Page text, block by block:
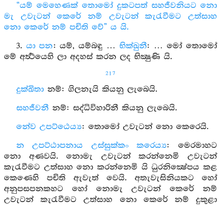
“යම් මෙහෙණක් තොමෝ දුකටපත් සහජීවනියට නො
මැ උවැටන් කෙරේ නම් උවැටන් කැරැවීමට උත්සාහ
නො කෙරේ නම් පචිති වේ” ය යි.
3. යා පන: යම්, යම්බඳු …භික්ඛුනී: … මෝ තොමෝ
මේ අර්‍ත්‍ථයෙහි ලා අදහස් කරන ලද භික්‍ෂුණි යි.
217
දුක්ඛිතානම්: ගිලනැයි කියනු ලැබෙයි.
සහජීවනී නම්: සද්ධිවිහාරිනී කියනු ලැබෙයි.
නේව උපට්ඨෙය්‍ය: තොමෝ උවැටන් නො කෙරෙයි.
න උපට්ඨාපනාය උස්සුක්කං කරෙය්‍ය: මෙරමාහට
නො අණවයි. නොමැ උවැටන් කරන්නෙමි උවැටන්
කැරැවීමට උත්සාහ නො කරන්නෙමි යි ධුරනික්‍ෂේපය කළ
කෙණෙහි පචිති ඇවැත් වෙයි. අතැවැසිනියකට හෝ
අනුපසපනකහට හෝ නොමැ උවැටන් කෙරේ නම්
උවැටන් කැරැවීමට උත්සාහ නො කෙරේ නම් දුකුළා